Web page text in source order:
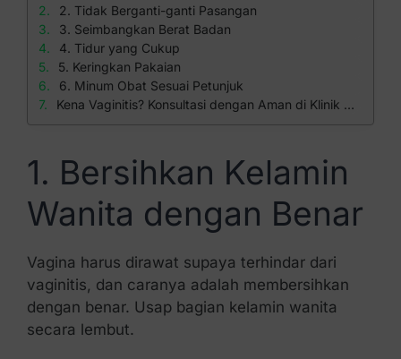
2. Tidak Berganti-ganti Pasangan
3. Seimbangkan Berat Badan
4. Tidur yang Cukup
5. Keringkan Pakaian
6. Minum Obat Sesuai Petunjuk
Kena Vaginitis? Konsultasi dengan Aman di Klinik Apollo!
1. Bersihkan Kelamin
Wanita dengan Benar
Vagina harus dirawat supaya terhindar dari
vaginitis, dan caranya adalah membersihkan
dengan benar. Usap bagian kelamin wanita
secara lembut.